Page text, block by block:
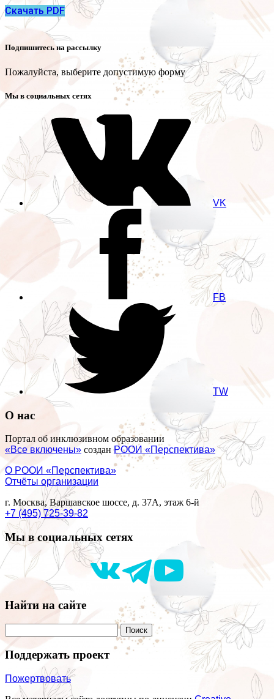
Скачать PDF
Подпишитесь на рассылку
Пожалуйста, выберите допустимую форму
Мы в социальных сетях
VK
FB
TW
О нас
Портал об инклюзивном образовании
«Все включены» созданРООИ «Перспектива»
О РООИ «Перспектива»
Отчёты организации
г. Москва, Варшавское шоссе, д. 37А, этаж 6-й
+7 (495) 725-39-82
Мы в социальных сетях
Найти на сайте
Поддержать проект
Пожертвовать